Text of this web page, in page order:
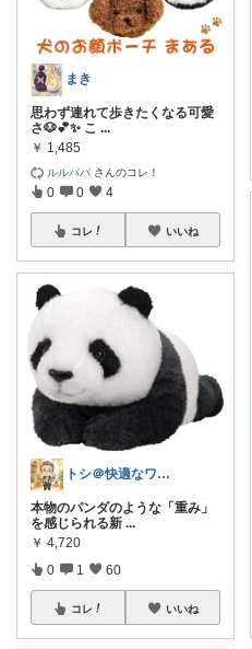
まき
思わず連れて歩きたくなる可愛
さ🐶💕✨ こ ...
￥ 1,485
ルルパパ さんのコレ！
0 0 4
コレ いいね
トシ＠快適なワークスペース作り
本物のパンダのような「重み」
を感じられる新 ...
￥ 4,720
0 1 60
コレ いいね